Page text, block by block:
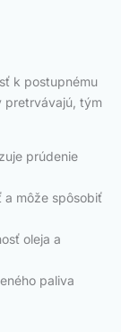
k postupnému
pretrvávajú, tým
prúdenie
a môže spôsobiť
oleja a
paliva